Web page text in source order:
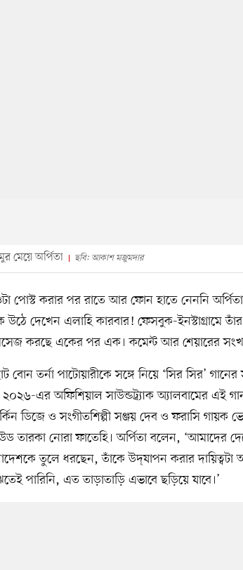
মেয়ে অর্পিতা ছবি: আকাশ মজুমদার
পোস্ট করার পর রাতে আর ফোন হাতে নেননি
দেখেন এলাহি কারবার! ফেসবুক-ইনস্টাগ্রামে
করছে একের পর এক। কমেন্ট আর শেয়ারের
বোন তর্না পাটোয়ারীকে সঙ্গে নিয়ে ‘সির সির’ গানের
২০২৬-এর অফিশিয়াল সাউন্ডট্র্যাক অ্যালবামের এই
ডিজে ও সংগীতশিল্পী সঞ্জয় দেব ও ফরাসি গায়ক
তারকা নোরা ফাতেহি। অর্পিতা বলেন, ‘আমাদের
তুলে ধরছেন, তাঁকে উদ্‌যাপন করার দায়িত্বটা
পারিনি, এত তাড়াতাড়ি এভাবে ছড়িয়ে যাবে।’